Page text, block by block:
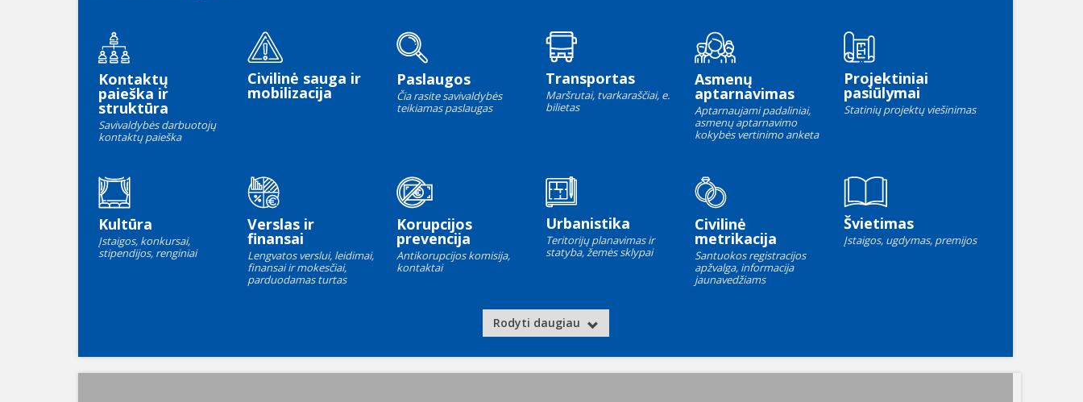
Kontaktų
paieška ir
struktūra
Savivaldybės darbuotojų
kontaktų paieška
Civilinė sauga ir
mobilizacija
Paslaugos
Čia rasite savivaldybės
teikiamas paslaugas
Transportas
Maršrutai, tvarkaraščiai, e.
bilietas
Asmenų
aptarnavimas
Aptarnaujami padaliniai,
asmenų aptarnavimo
kokybės vertinimo anketa
Projektiniai
pasiūlymai
Statinių projektų viešinimas
Kultūra
Įstaigos, konkursai,
stipendijos, renginiai
Verslas ir
finansai
Lengvatos verslui, leidimai,
finansai ir mokesčiai,
parduodamas turtas
Korupcijos
prevencija
Antikorupcijos komisija,
kontaktai
Urbanistika
Teritorijų planavimas ir
statyba, žemės sklypai
Civilinė
metrikacija
Santuokos registracijos
apžvalga, informacija
jaunavedžiams
Švietimas
Įstaigos, ugdymas, premijos
Rodyti daugiau